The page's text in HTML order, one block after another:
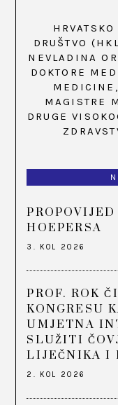
DRUŠTVO
NEVLADINA
DOKTORE
MAGISTRE
DRUGE
HOEPERSA
3. KOL 2026
PROF. ROK
KONGRESU
UMJETNA
SLUŽITI
LIJEČNIKA I
2. KOL 2026